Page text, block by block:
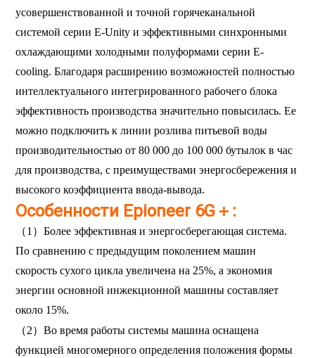
усовершенствованной и точной горячеканальной
системой серии E-Unity и эффективными синхронными
охлаждающими холодными полуформами серии E-
cooling. Благодаря расширению возможностей полностью
интеллектуального интегрированного рабочего блока
эффективность производства значительно повысилась. Ее
можно подключить к линии розлива питьевой воды
производительностью от 80 000 до 100 000 бутылок в час
для производства, с преимуществами энергосбережения и
высокого коэффициента ввода-вывода.
Особенности Epioneer 6G＋:
（1）Более эффективная и энергосберегающая система.
По сравнению с предыдущим поколением машин
скорость сухого цикла увеличена на 25%, а экономия
энергии основной инжекционной машины составляет
около 15%.
（2）Во время работы системы машина оснащена
функцией многомерного определения положения формы